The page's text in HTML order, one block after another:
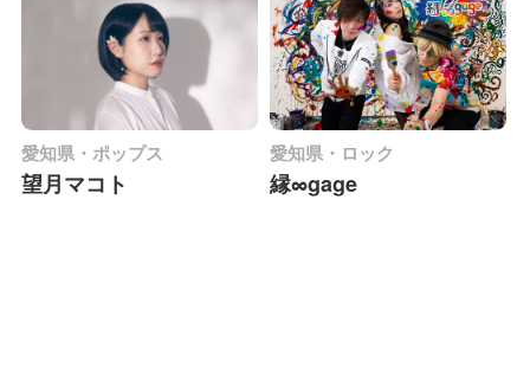
愛知県・ポップス
望月マコト
愛知県・ロック
縁∞gage